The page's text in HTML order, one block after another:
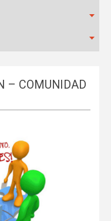
– COMUNIDAD